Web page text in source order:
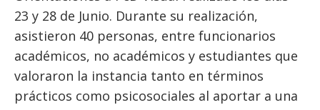
FUNCIONARIOS
EGRESADOS
23 y 28 de Junio. Durante su realización,
asistieron 40 personas, entre funcionarios
académicos, no académicos y estudiantes que
valoraron la instancia tanto en términos
prácticos como psicosociales al aportar a una